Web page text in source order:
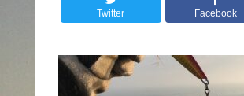
Twitter Facebook